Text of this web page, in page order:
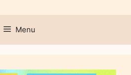
Menu